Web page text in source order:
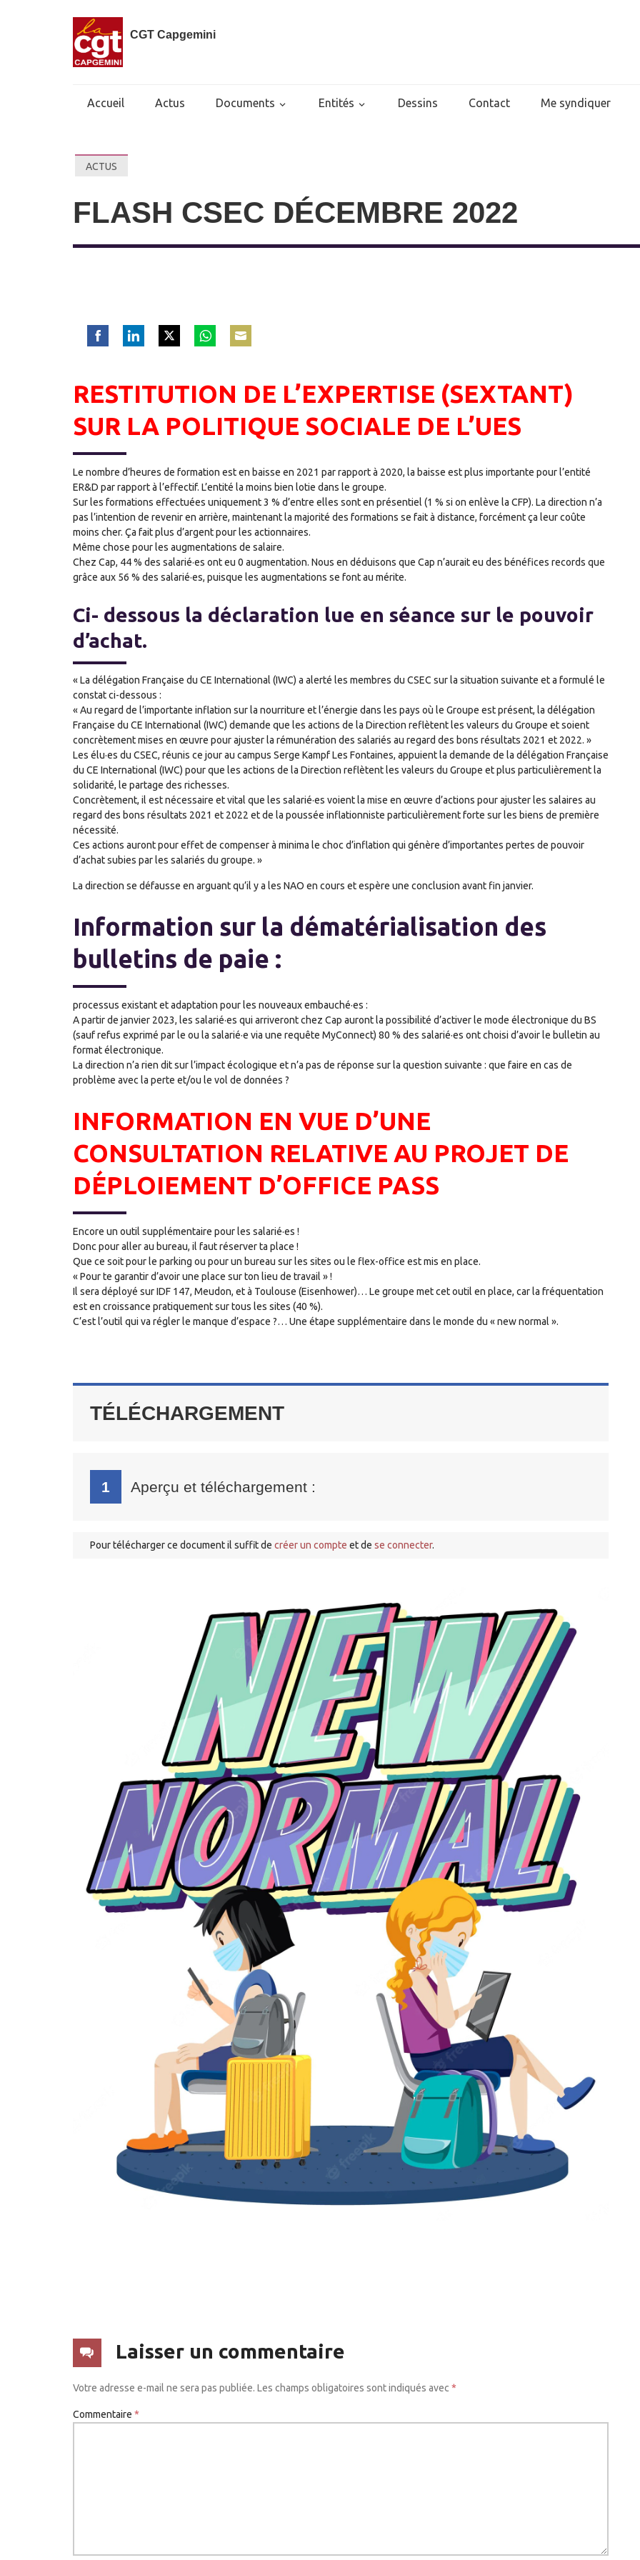
CGT Capgemini
Accueil Actus Documents Entités Dessins Contact Me syndiquer
ACTUS
FLASH CSEC DÉCEMBRE 2022
Facebook
WhatsApp
RESTITUTION DE L’EXPERTISE (SEXTANT)
SUR LA POLITIQUE SOCIALE DE L’UES
Le nombre d’heures de formation est en baisse en 2021 par rapport à 2020, la baisse est plus importante pour l’entité
ER&D par rapport à l’effectif. L’entité la moins bien lotie dans le groupe.
Sur les formations effectuées uniquement 3 % d’entre elles sont en présentiel (1 % si on enlève la CFP). La direction n’a
pas l’intention de revenir en arrière, maintenant la majorité des formations se fait à distance, forcément ça leur coûte
moins cher. Ça fait plus d’argent pour les actionnaires.
Même chose pour les augmentations de salaire.
Chez Cap, 44 % des salarié·es ont eu 0 augmentation. Nous en déduisons que Cap n’aurait eu des bénéfices records que
grâce aux 56 % des salarié·es, puisque les augmentations se font au mérite.
Ci- dessous la déclaration lue en séance sur le pouvoir
d’achat.
« La délégation Française du CE International (IWC) a alerté les membres du CSEC sur la situation suivante et a formulé le
constat ci-dessous :
« Au regard de l’importante inflation sur la nourriture et l’énergie dans les pays où le Groupe est présent, la délégation
Française du CE International (IWC) demande que les actions de la Direction reflètent les valeurs du Groupe et soient
concrètement mises en œuvre pour ajuster la rémunération des salariés au regard des bons résultats 2021 et 2022. »
Les élu·es du CSEC, réunis ce jour au campus Serge Kampf Les Fontaines, appuient la demande de la délégation Française
du CE International (IWC) pour que les actions de la Direction reflètent les valeurs du Groupe et plus particulièrement la
solidarité, le partage des richesses.
Concrètement, il est nécessaire et vital que les salarié·es voient la mise en œuvre d’actions pour ajuster les salaires au
regard des bons résultats 2021 et 2022 et de la poussée inflationniste particulièrement forte sur les biens de première
nécessité.
Ces actions auront pour effet de compenser à minima le choc d’inflation qui génère d’importantes pertes de pouvoir
d’achat subies par les salariés du groupe. »
La direction se défausse en arguant qu’il y a les NAO en cours et espère une conclusion avant fin janvier.
Information sur la dématérialisation des
bulletins de paie :
processus existant et adaptation pour les nouveaux embauché·es :
A partir de janvier 2023, les salarié·es qui arriveront chez Cap auront la possibilité d’activer le mode électronique du BS
(sauf refus exprimé par le ou la salarié·e via une requête MyConnect) 80 % des salarié·es ont choisi d’avoir le bulletin au
format électronique.
La direction n’a rien dit sur l’impact écologique et n’a pas de réponse sur la question suivante : que faire en cas de
problème avec la perte et/ou le vol de données ?
INFORMATION EN VUE D’UNE
CONSULTATION RELATIVE AU PROJET DE
DÉPLOIEMENT D’OFFICE PASS
Encore un outil supplémentaire pour les salarié·es !
Donc pour aller au bureau, il faut réserver ta place !
Que ce soit pour le parking ou pour un bureau sur les sites ou le flex-office est mis en place.
« Pour te garantir d’avoir une place sur ton lieu de travail » !
Il sera déployé sur IDF 147, Meudon, et à Toulouse (Eisenhower)… Le groupe met cet outil en place, car la fréquentation
est en croissance pratiquement sur tous les sites (40 %).
C’est l’outil qui va régler le manque d’espace ?… Une étape supplémentaire dans le monde du « new normal ».
TÉLÉCHARGEMENT
1 Aperçu et téléchargement :
Pour télécharger ce document il suffit de créer un compte et de se connecter.
Laisser un commentaire
Votre adresse e-mail ne sera pas publiée. Les champs obligatoires sont indiqués avec *
Commentaire *